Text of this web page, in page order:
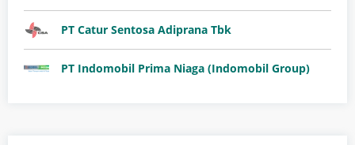
PT Catur Sentosa Adiprana Tbk
PT Indomobil Prima Niaga (Indomobil Group)